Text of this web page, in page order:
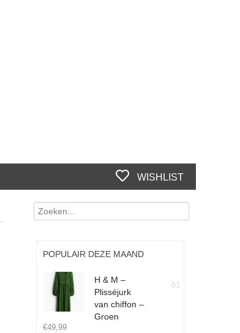
WISHLIST
POPULAIR DEZE MAAND
H & M –
Plisséjurk
van chiffon –
Groen
€49,99
01